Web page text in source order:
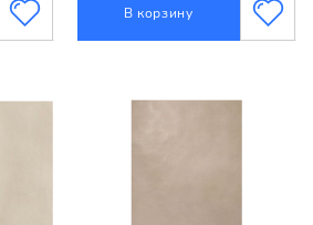
В корзину